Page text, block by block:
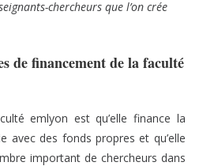
chercheurs que l’on crée
de financement de la faculté
emlyon est qu’elle finance la
avec des fonds propres et qu’elle
important de chercheurs dans